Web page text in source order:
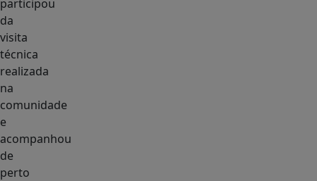
participou
da
visita
técnica
realizada
na
comunidade
e
acompanhou
de
perto